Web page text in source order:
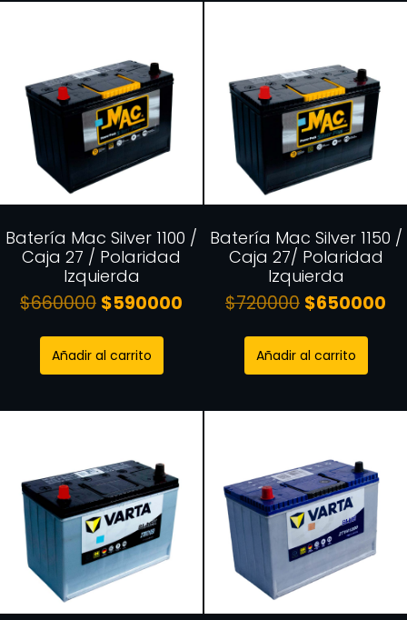
Batería Mac Silver 1100 /
Caja 27 / Polaridad
Izquierda
$660000 $590000
Añadir al carrito
Batería Mac Silver 1150 /
Caja 27/ Polaridad
Izquierda
$720000 $650000
Añadir al carrito